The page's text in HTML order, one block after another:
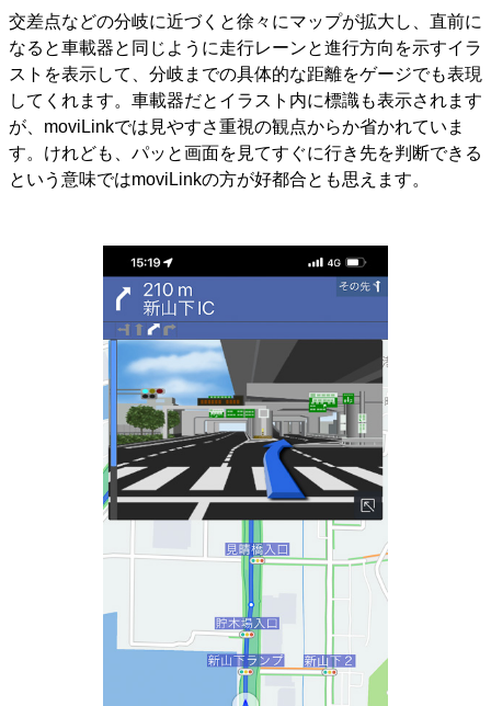
交差点などの分岐に近づくと徐々にマップが拡大し、直前に
なると車載器と同じように走行レーンと進行方向を示すイラ
ストを表示して、分岐までの具体的な距離をゲージでも表現
してくれます。車載器だとイラスト内に標識も表示されます
が、moviLinkでは見やすさ重視の観点からか省かれていま
す。けれども、パッと画面を見てすぐに行き先を判断できる
という意味ではmoviLinkの方が好都合とも思えます。